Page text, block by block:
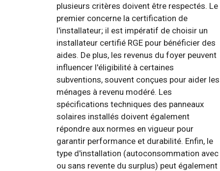
plusieurs critères doivent être respectés. Le
premier concerne la certification de
l'installateur; il est impératif de choisir un
installateur certifié RGE pour bénéficier des
aides. De plus, les revenus du foyer peuvent
influencer l'éligibilité à certaines
subventions, souvent conçues pour aider les
ménages à revenu modéré. Les
spécifications techniques des panneaux
solaires installés doivent également
répondre aux normes en vigueur pour
garantir performance et durabilité. Enfin, le
type d'installation (autoconsommation avec
ou sans revente du surplus) peut également